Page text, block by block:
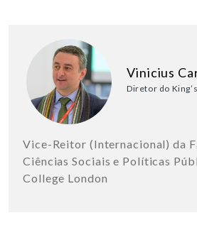
Vinicius
Diretor do
Vice-Reitor (Internacional) da
Ciências Sociais e Políticas
College London